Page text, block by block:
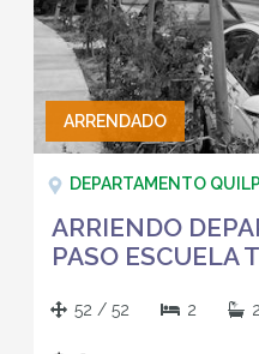
ARRENDADO
DEPARTAMENTO
ARRIENDO
PASO ESCUELA
52 / 52 2 2